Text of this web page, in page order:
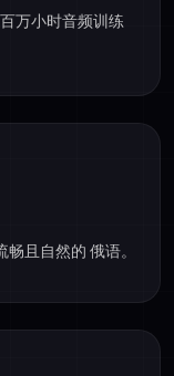
万小时音频训练
且自然的 俄语。